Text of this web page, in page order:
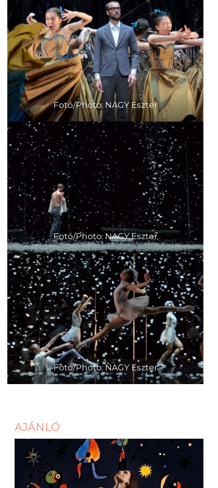
Fotó/Photo: NAGY Eszter
Fotó/Photo: NAGY Eszter
Fotó/Photo: NAGY Eszter
AJÁNLÓ